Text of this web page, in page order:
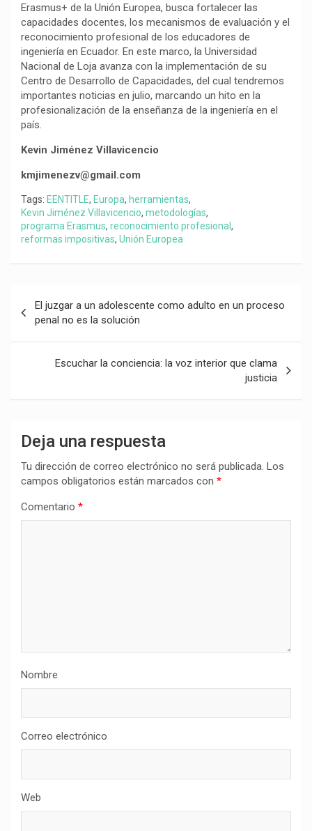
Erasmus+ de la Unión Europea, busca fortalecer las
capacidades docentes, los mecanismos de evaluación y el
reconocimiento profesional de los educadores de
ingeniería en Ecuador. En este marco, la Universidad
Nacional de Loja avanza con la implementación de su
Centro de Desarrollo de Capacidades, del cual tendremos
importantes noticias en julio, marcando un hito en la
profesionalización de la enseñanza de la ingeniería en el
país.
Kevin Jiménez Villavicencio
kmjimenezv@gmail.com
Tags: EENTITLE, Europa, herramientas,
Kevin Jiménez Villavicencio, metodologías,
programa Erasmus, reconocimiento profesional ,
reformas impositivas, Unión Europea
de
entradas
El juzgar a un adolescente como adulto en un proceso
penal no es la solución
Escuchar la conciencia: la voz interior que clama
justicia
Deja una respuesta
Tu dirección de correo electrónico no será publicada. Los
campos obligatorios están marcados con *
Comentario *
Nombre
Correo electrónico
Web